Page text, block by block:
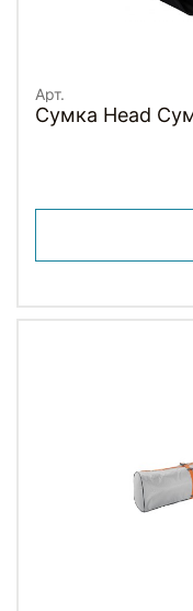
Арт.
Сумка Head